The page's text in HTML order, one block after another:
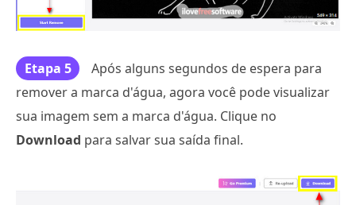
Etapa 5
Após alguns segundos de espera para
remover a marca d'água, agora você pode visualizar
sua imagem sem a marca d'água. Clique no
Download para salvar sua saída final.